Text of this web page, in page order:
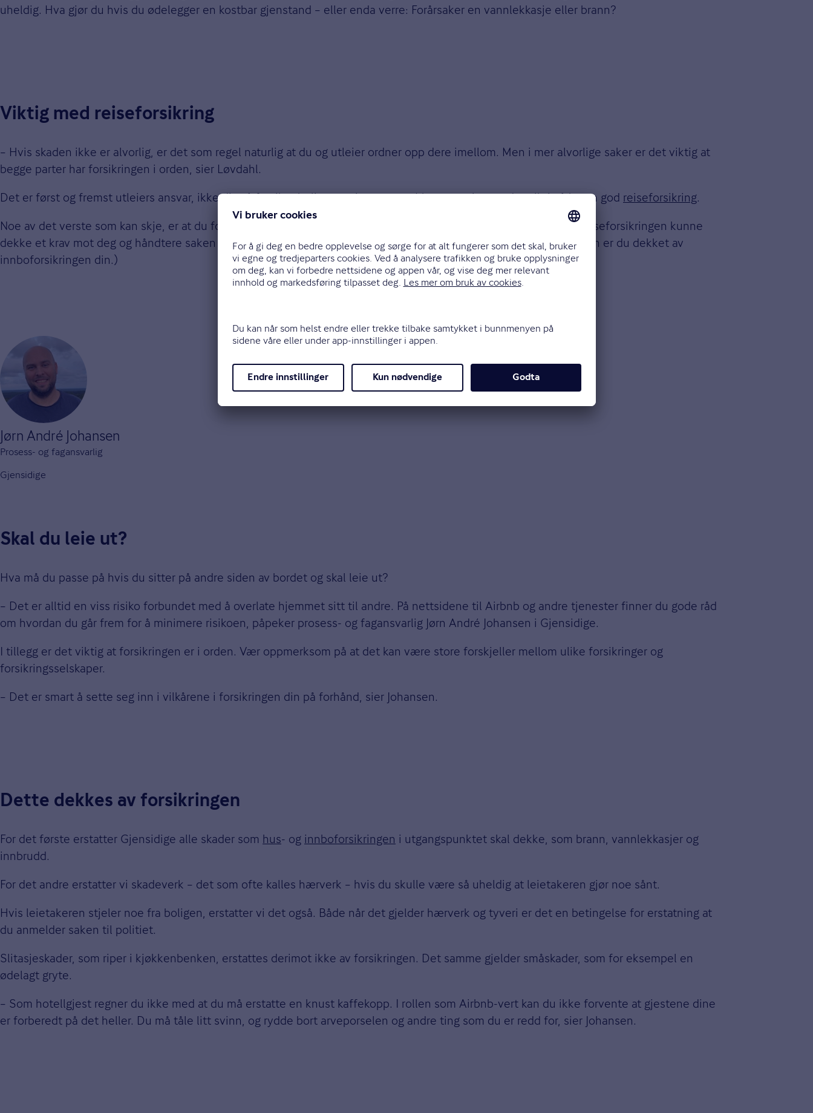
uheldig. Hva gjør du hvis du ødelegger en kostbar gjenstand – eller enda verre: Forårsaker en vannlekkasje eller brann?
Viktig med reiseforsikring
– Hvis skaden ikke er alvorlig, er det som regel naturlig at du og utleier ordner opp dere imellom. Men i mer alvorlige saker er det viktig at
begge parter har forsikringen i orden, sier Løvdahl.
Det er først og fremst utleiers ansvar, ikke ditt, å forsikre boligen og inventaret. Men som gjest er det viktig å ha en god reiseforsikring.
Noe av det verste som kan skje, er at du forårsaker en brann. Hvis du blir holdt rettslig ansvarlig for skadene, vil reiseforsikringen kunne
dekke et krav mot deg og håndtere saken på dine vegne. (Dette gjelder på reiser utenfor Norden. På reiser i Norden er du dekket av
innboforsikringen din.)
Jørn André Johansen
Prosess- og fagansvarlig
Gjensidige
Skal du leie ut?
Hva må du passe på hvis du sitter på andre siden av bordet og skal leie ut?
– Det er alltid en viss risiko forbundet med å overlate hjemmet sitt til andre. På nettsidene til Airbnb og andre tjenester finner du gode råd
om hvordan du går frem for å minimere risikoen, påpeker prosess- og fagansvarlig Jørn André Johansen i Gjensidige.
I tillegg er det viktig at forsikringen er i orden. Vær oppmerksom på at det kan være store forskjeller mellom ulike forsikringer og
forsikringsselskaper.
– Det er smart å sette seg inn i vilkårene i forsikringen din på forhånd, sier Johansen.
Dette dekkes av forsikringen
For det første erstatter Gjensidige alle skader som hus- og innboforsikringen i utgangspunktet skal dekke, som brann, vannlekkasjer og
innbrudd.
For det andre erstatter vi skadeverk – det som ofte kalles hærverk – hvis du skulle være så uheldig at leietakeren gjør noe sånt.
Hvis leietakeren stjeler noe fra boligen, erstatter vi det også. Både når det gjelder hærverk og tyveri er det en betingelse for erstatning at
du anmelder saken til politiet.
Slitasjeskader, som riper i kjøkkenbenken, erstattes derimot ikke av forsikringen. Det samme gjelder småskader, som for eksempel en
ødelagt gryte.
– Som hotellgjest regner du ikke med at du må erstatte en knust kaffekopp. I rollen som Airbnb-vert kan du ikke forvente at gjestene dine
er forberedt på det heller. Du må tåle litt svinn, og rydde bort arveporselen og andre ting som du er redd for, sier Johansen.